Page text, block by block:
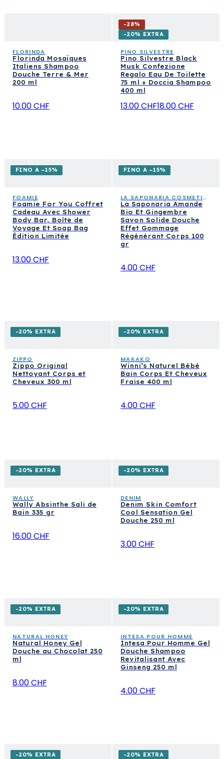
FLORINDA
Florinda Mosaïques
Italiens Shampoo
Douche Terre & Mer
200 ml
10.00 CHF
-28%
-20% EXTRA
PINO SILVESTRE
Pino Silvestre Black
Musk Confezione
Regalo Eau De Toilette
75 ml + Doccia Shampoo
400 ml
13.00 CHF18.00 CHF
FINO A −15%
FOAMIE
Foamie For You Coffret
Cadeau Avec Shower
Body Bar, Boîte de
Voyage Et Soap Bag
Édition Limitée
13.00 CHF
FINO A −15%
LA SAPONARIA COSMETICA CONSAPEVOLE
La Saponaria Amande
Bio Et Gingembre
Savon Solide Douche
Effet Gommage
Régénérant Corps 100
gr
4.00 CHF
-20% EXTRA
ZIPPO
Zippo Original
Nettoyant Corps et
Cheveux 300 ml
5.00 CHF
-20% EXTRA
MAKAKO
Winni’s Naturel Bébé
Bain Corps Et Cheveux
Fraise 400 ml
4.00 CHF
-20% EXTRA
WALLY
Wally Absinthe Sali de
Bain 335 gr
16.00 CHF
-20% EXTRA
DENIM
Denim Skin Comfort
Cool Sensation Gel
Douche 250 ml
3.00 CHF
-20% EXTRA
NATURAL HONEY
Natural Honey Gel
Douche au Chocolat 250
ml
8.00 CHF
-20% EXTRA
INTESA POUR HOMME
Intesa Pour Homme Gel
Douche Shampoo
Revitalisant Avec
Ginseng 250 ml
4.00 CHF
-20% EXTRA -20% EXTRA